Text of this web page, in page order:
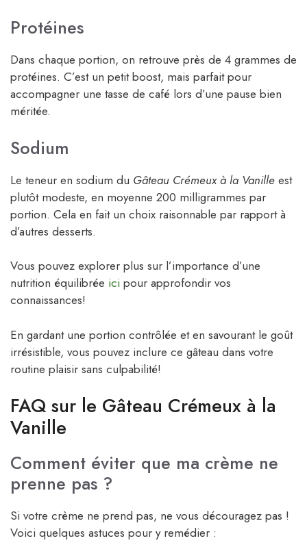
Protéines
Dans chaque portion, on retrouve près de 4 grammes de
protéines. C’est un petit boost, mais parfait pour
accompagner une tasse de café lors d’une pause bien
méritée.
Sodium
Le teneur en sodium du Gâteau Crémeux à la Vanille est
plutôt modeste, en moyenne 200 milligrammes par
portion. Cela en fait un choix raisonnable par rapport à
d’autres desserts.
Vous pouvez explorer plus sur l’importance d’une
nutrition équilibrée ici pour approfondir vos
connaissances!
En gardant une portion contrôlée et en savourant le goût
irrésistible, vous pouvez inclure ce gâteau dans votre
routine plaisir sans culpabilité!
FAQ sur le Gâteau Crémeux à la
Vanille
Comment éviter que ma crème ne
prenne pas ?
Si votre crème ne prend pas, ne vous découragez pas !
Voici quelques astuces pour y remédier :